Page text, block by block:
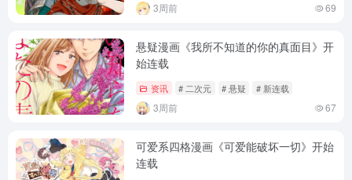
3周前 69
悬疑漫画《我所不知道的你的真面目》开
始连载
资讯 # 二次元 # 悬疑 # 新连载
3周前 67
可爱系四格漫画《可爱能破坏一切》开始
连载